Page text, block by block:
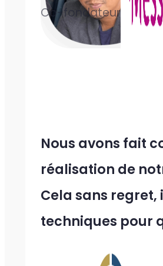
Co-fondateur
Nous avons fait
réalisation de
Cela sans
techniques pour